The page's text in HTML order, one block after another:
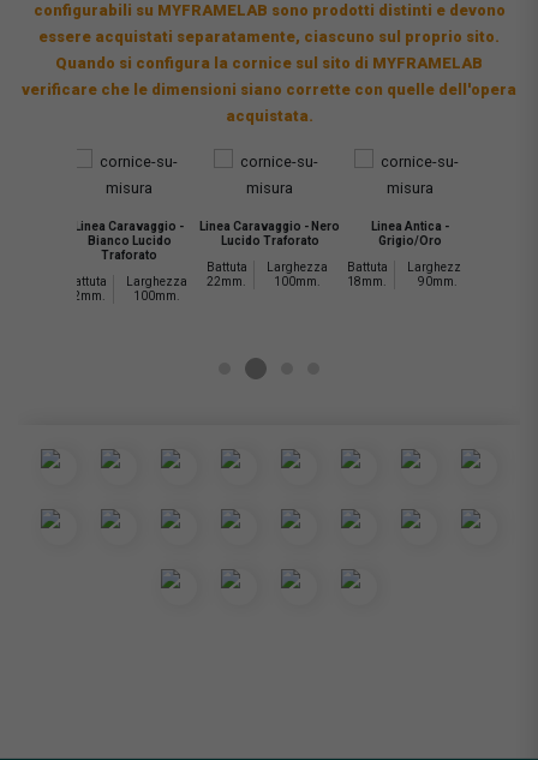
configurabili su MYFRAMELAB sono prodotti distinti e devono
essere acquistati separatamente, ciascuno sul proprio sito.
Quando si configura la cornice sul sito di MYFRAMELAB
verificare che le dimensioni siano corrette con quelle dell'opera
acquistata.